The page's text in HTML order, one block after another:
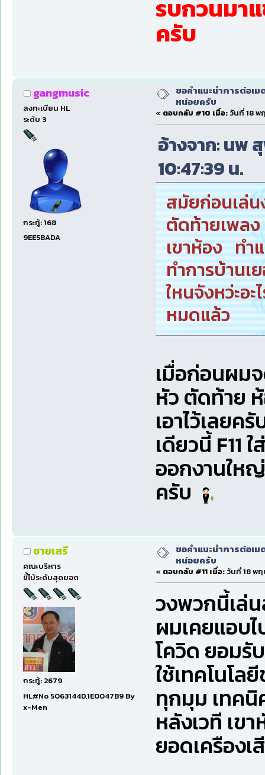
รบกวนมา
ครับ
gangmusic
ลงทะเบียน HL
ระดับ 3
กระทู้: 168
9EE5BADA
ขอคำแนะนำการต่อเ
หน่อยครับ
« ตอบกลับ #10 เมื่อ: วันที่ 18 พ
อ้างจาก: นพ
10:47:39 น.
สมัยก่อนเล่
ตัดท้ายเพลง
เขาห้อง ทำ
ทำการบ้านเ
ใหนจังหว่ะอ
หมดแล้ว
เมื่อก่อนผม
หัว ตัดท้าย ห้
เอาไว้เลยครั
เดียวนี้ F11
ออกงานให
ครับ
ชายเสรี
คณะบริหาร
ขี้โม้ระดับสุดยอด
กระทู้: 2679
HL#No 5063144D,1E0047B9 By
x-Men
ขอคำแนะนำการต่อเ
หน่อยครับ
« ตอบกลับ #11 เมื่อ: วันที่ 18 พ
วงพวกนี้เล่
ผมเคยแอบ
โควิด ยอมรั
ใช้เทคโนโล
ทุกมุม เทคนิ
หลังเวที เข
ยอดเครืองเ